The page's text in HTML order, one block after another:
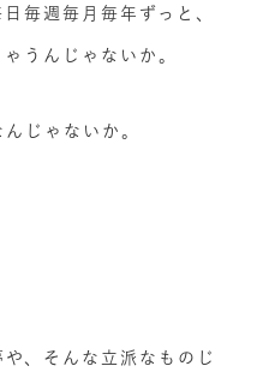
毎週毎月毎年ずっと、
うんじゃないか。
じゃないか。
、そんな立派なものじ